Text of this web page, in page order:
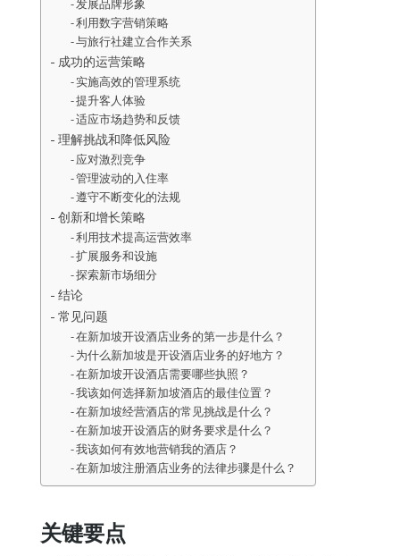
发展品牌形象
利用数字营销策略
与旅行社建立合作关系
成功的运营策略
实施高效的管理系统
提升客人体验
适应市场趋势和反馈
理解挑战和降低风险
应对激烈竞争
管理波动的入住率
遵守不断变化的法规
创新和增长策略
利用技术提高运营效率
扩展服务和设施
探索新市场细分
结论
常见问题
在新加坡开设酒店业务的第一步是什么？
为什么新加坡是开设酒店业务的好地方？
在新加坡开设酒店需要哪些执照？
我该如何选择新加坡酒店的最佳位置？
在新加坡经营酒店的常见挑战是什么？
在新加坡开设酒店的财务要求是什么？
我该如何有效地营销我的酒店？
在新加坡注册酒店业务的法律步骤是什么？
关键要点